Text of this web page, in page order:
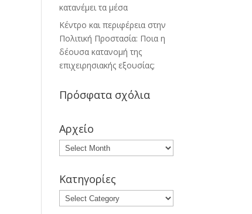
κατανέμει τα μέσα
Κέντρο και περιφέρεια στην
Πολιτική Προστασία: Ποια η
δέουσα κατανομή της
επιχειρησιακής εξουσίας;
Πρόσφατα σχόλια
Αρχείο
Κατηγορίες